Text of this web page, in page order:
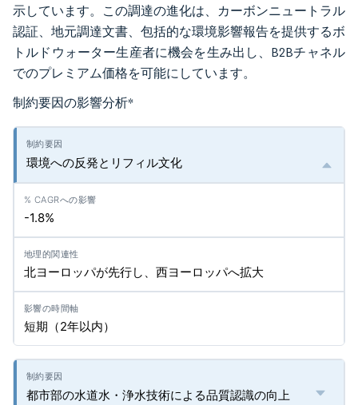
示しています。この調達の進化は、カーボンニュートラル
認証、地元調達文書、包括的な環境影響報告を提供するボ
トルドウォーター生産者に機会を生み出し、B2Bチャネル
でのプレミアム価格を可能にしています。
制約要因の影響分析*
環境への反発とリフィル文化
-1.8%
北ヨーロッパが先行し、西ヨーロッパへ拡大
短期（2年以内）
都市部の水道水・浄水技術による品質認識の向上